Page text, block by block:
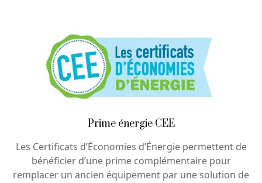
Prime énergie CEE
Les Certificats d’Économies d’Énergie permettent de
bénéficier d’une prime complémentaire pour
remplacer un ancien équipement par une solution de